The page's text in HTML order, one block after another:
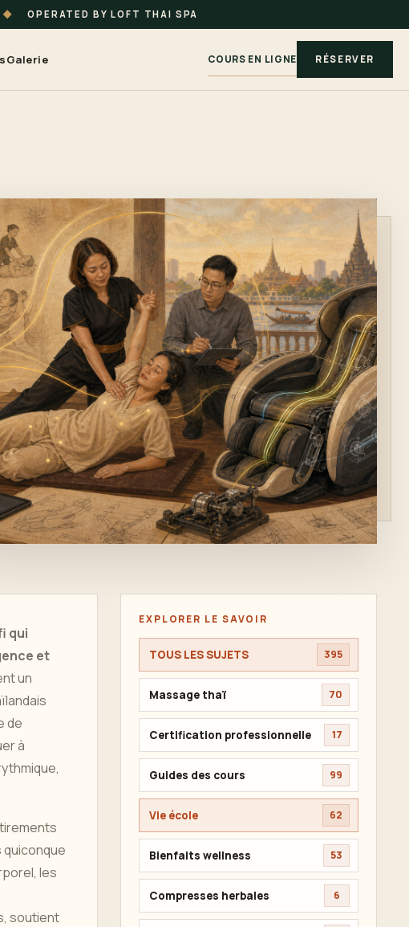
◆ OPERATED BY LOFT THAI SPA
Galerie COURS EN LIGNE RÉSERVER
qui
et
un
de
à
les
soutient
EXPLORER LE SAVOIR
TOUS LES SUJETS 395
Massage thaï 70
Certification professionnelle 17
Guides des cours 99
Vie école 62
Bienfaits wellness 53
Compresses herbales 6